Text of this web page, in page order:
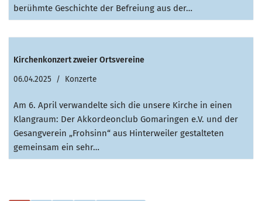
berühmte Geschichte der Befreiung aus der…
Kirchenkonzert zweier Ortsvereine
06.04.2025
Konzerte
Am 6. April verwandelte sich die unsere Kirche in einen
Klangraum: Der Akkordeonclub Gomaringen e.V. und der
Gesangverein „Frohsinn“ aus Hinterweiler gestalteten
gemeinsam ein sehr…